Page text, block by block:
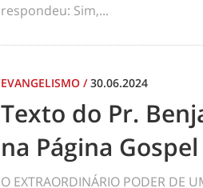
respondeu: Sim,...
EVANGELISMO /30.06.2024
Texto do Pr.
na Página
O EXTRAORDINÁRIO PODER